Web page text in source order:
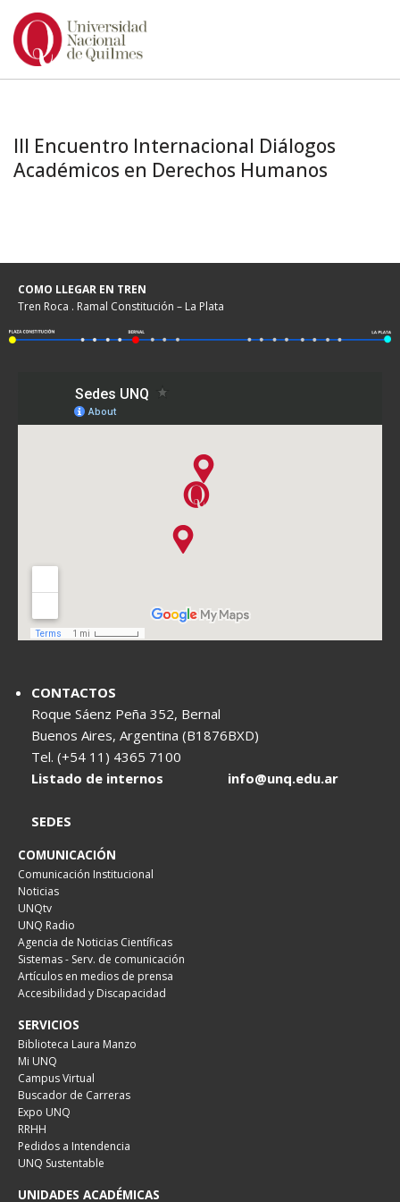
Ir
III Encuentro Internacional Diálogos
Académicos en Derechos Humanos
COMO LLEGAR EN TREN
Tren Roca . Ramal Constitución – La Plata
CONTACTOS
Roque Sáenz Peña 352, Bernal
Buenos Aires, Argentina (B1876BXD)
Tel. (+54 11) 4365 7100
Listado de internos
info@unq.edu.ar
SEDES
COMUNICACIÓN
Comunicación Institucional
Noticias
UNQtv
UNQ Radio
Agencia de Noticias Científicas
Sistemas - Serv. de comunicación
Artículos en medios de prensa
Accesibilidad y Discapacidad
SERVICIOS
Biblioteca Laura Manzo
Mi UNQ
Campus Virtual
Buscador de Carreras
Expo UNQ
RRHH
Pedidos a Intendencia
UNQ Sustentable
UNIDADES ACADÉMICAS